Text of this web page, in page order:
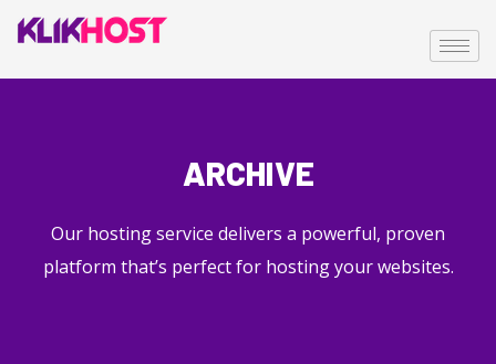
ARCHIVE
Our hosting service delivers a powerful, proven
platform that’s perfect for hosting your websites.